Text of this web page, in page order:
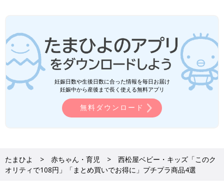
妊娠日数や生後日数に合った情報を毎日お届け
妊娠中から産後まで長く使える無料アプリ
無料ダウンロード
たまひよ 赤ちゃん・育児
西松屋ベビー・キッズ「このク
オリティで108円」「まとめ買いでお得に」プチプラ商品4選